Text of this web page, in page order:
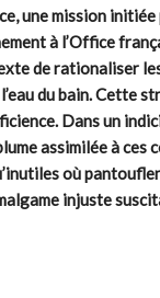
une mission
à l’Office
de rationaliser
du bain. Cette
Dans un
assimilée à ces
où
injuste